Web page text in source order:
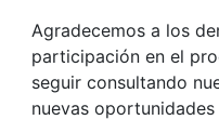
Agradecemos a los
participación en el
seguir consultando
nuevas